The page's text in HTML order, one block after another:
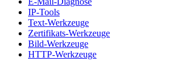
IP-Tools
Text-Werkzeuge
Zertifikats-Werkzeuge
Bild-Werkzeuge
HTTP-Werkzeuge